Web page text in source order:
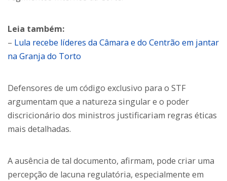
Leia também:
– Lula recebe líderes da Câmara e do Centrão em jantar
na Granja do Torto
Defensores de um código exclusivo para o STF
argumentam que a natureza singular e o poder
discricionário dos ministros justificariam regras éticas
mais detalhadas.
A ausência de tal documento, afirmam, pode criar uma
percepção de lacuna regulatória, especialmente em